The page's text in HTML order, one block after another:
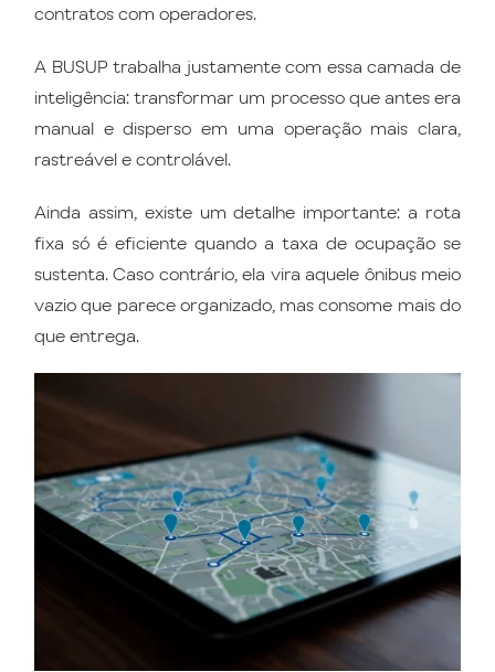
contratos com operadores.
A BUSUP trabalha justamente com essa camada de
inteligência: transformar um processo que antes era
manual e disperso em uma operação mais clara,
rastreável e controlável.
Ainda assim, existe um detalhe importante: a rota
fixa só é eficiente quando a taxa de ocupação se
sustenta. Caso contrário, ela vira aquele ônibus meio
vazio que parece organizado, mas consome mais do
que entrega.